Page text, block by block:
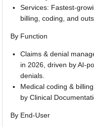
Services: Fastest-
billing, coding, and
By Function
Claims & denial
in 2026, driven by AI-
denials.
Medical coding &
by Clinical
By End-User